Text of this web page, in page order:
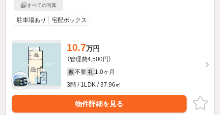
すべての写真
駐車場あり 宅配ボックス
10.7万円
（管理費4,500円）
敷 不要 礼 1.0ヶ月
3階 / 1LDK / 37.96㎡
物件詳細を見る